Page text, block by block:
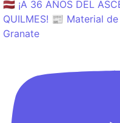
🇱🇻 ¡A 36 AÑOS DEL
QUILMES! 📰 Material
Granate